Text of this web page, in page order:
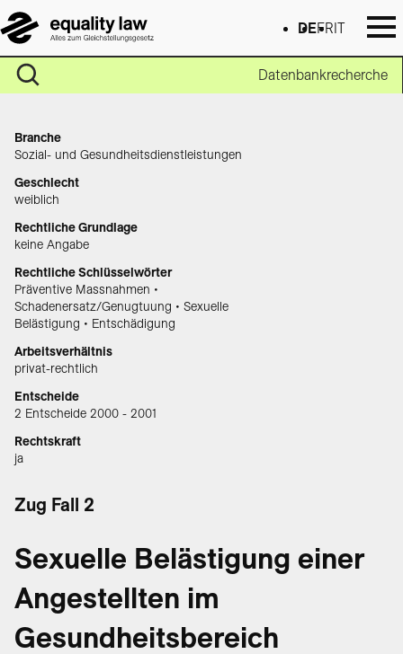
DEFR IT
Datenbankrecherche
Branche
Sozial- und Gesundheitsdienstleistungen
Geschlecht
weiblich
Rechtliche Grundlage
keine Angabe
Rechtliche Schlüsselwörter
Präventive Massnahmen •
Schadenersatz/Genugtuung • Sexuelle
Belästigung • Entschädigung
Arbeitsverhältnis
privat-rechtlich
Entscheide
2 Entscheide 2000 - 2001
Rechtskraft
ja
Zug Fall 2
Sexuelle Belästigung einer
Angestellten im
Gesundheitsbereich